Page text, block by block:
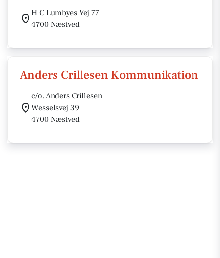
H C Lumbyes Vej 77
4700 Næstved
Anders Crillesen Kommunikation
c/o. Anders Crillesen
Wesselsvej 39
4700 Næstved